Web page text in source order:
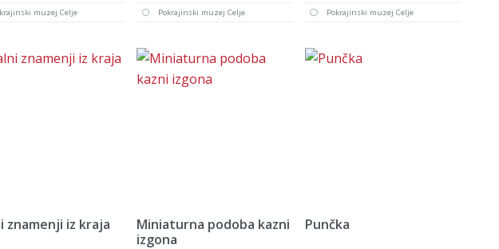
muzej Celje
Pokrajinski muzej Celje
Pokrajinski muzej Celje
znamenji iz kraja
Miniaturna podoba kazni
izgona
Punčka